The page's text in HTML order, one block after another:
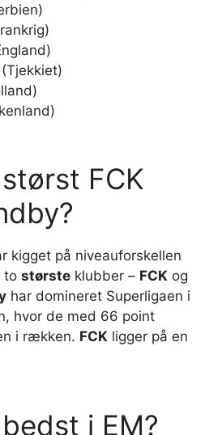
FCK
kigget på niveauforskellen
to største klubber – FCK og
har domineret Superligaen i
hvor de med 66 point
i rækken. FCK ligger på en
i EM?